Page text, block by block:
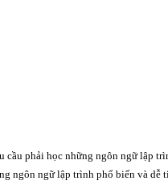
phải học những ngôn ngữ lập
ngôn ngữ lập trình phổ biến và dễ